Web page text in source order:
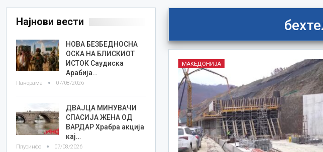
МАКЕДОНИЈА
Најнови вести
НОВА БЕЗБЕДНОСНА
ОСКА НА БЛИСКИОТ
ИСТОК Саудиска
Арабија…
Панорама 07/08/2026
ДВАЈЦА МИНУВАЧИ
СПАСИЈА ЖЕНА ОД
ВАРДАР Храбра акција
кај…
Плусинфо 07/08/2026